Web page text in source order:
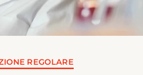
REGOLARE